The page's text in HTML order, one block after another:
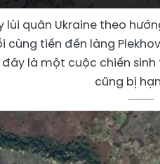
lùi quân Ukraine theo
cùng tiến đến làng
đây là một cuộc chiến
cũng bị